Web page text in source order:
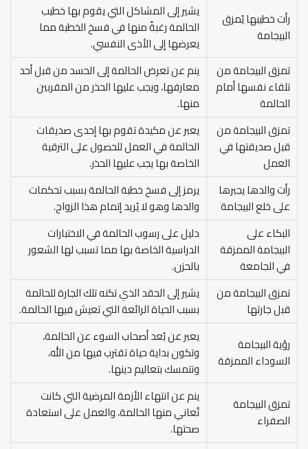
رأت خطيبها يُمزق
البيجامة
يشير إلى المشاكل التي يقوم بها خطيب
الحالمة رغبةً منها في فسخ الخطبة مما
يعرضها إلى الأذى النفسي.
تمزق البيجامة من
تلقاء نفسها أمام
الحالمة
ينم عن تعرض الحالمة إلى الحسد من قبل أحد
معارفها، ويجب عليها الحذر من المقربين
منها.
تمزق البيجامة من
قبل صديقتها في
العمل
يعبر عن مكيدة تقوم بها إحدى صديقات
الحالمة في العمل للحصول على الترقية
الخاصة بها يجب عليها الحذر.
رأت والدها يجبرها
على خلع البيجامة
يرمز إلى فسخ خطبة الحالمة بسبب تحكمات
والدها وهو لا يُريد إتمام هذا الزواج.
البكاء على
البيجامة الممزقة
في الجامعة
دليل على رسوب الحالمة في الاختبارات
الدراسية الخاصة بها مما تسبب لها الشعور
بالحزن.
تمزق البيجامة من
قبل جارتها
يشير إلى الحقد الذي تكنه تلك الجارة للحالمة
بسبب الحياة الرائعة التي تعيش فيها الحالمة.
رؤية البيجامة
السوداء الممزقة
يعبر عن بُعد أصحاب السوء عن الحالمة،
وتكون بداية حياة تقترب فيها من الله،
وتتمسك بتعاليم دينها.
تمزق البيجامة
الصفراء
ينم عن انتهاء الأزمة المرضية التي كانت
تُعاني منها الحالمة، والعمل على استعادة
صحتها.